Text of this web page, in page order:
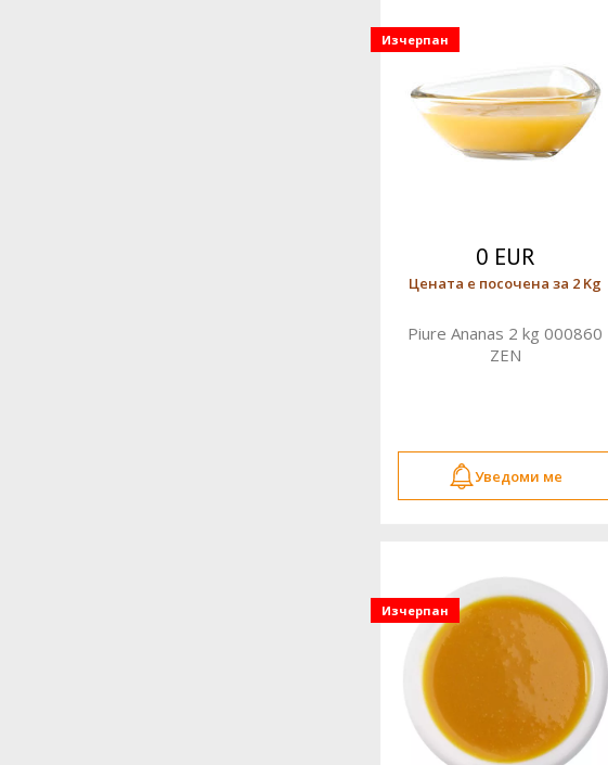
Изчерпан
0 EUR
Цената е посочена за 2 Kg
Piure Ananas 2 kg 000860
ZEN
Уведоми ме
Изчерпан